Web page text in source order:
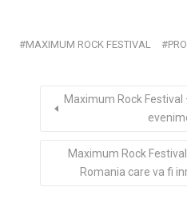
MAXIMUM ROCK FESTIVAL
Maximum Rock
Maximum Rock
Romania care va fi